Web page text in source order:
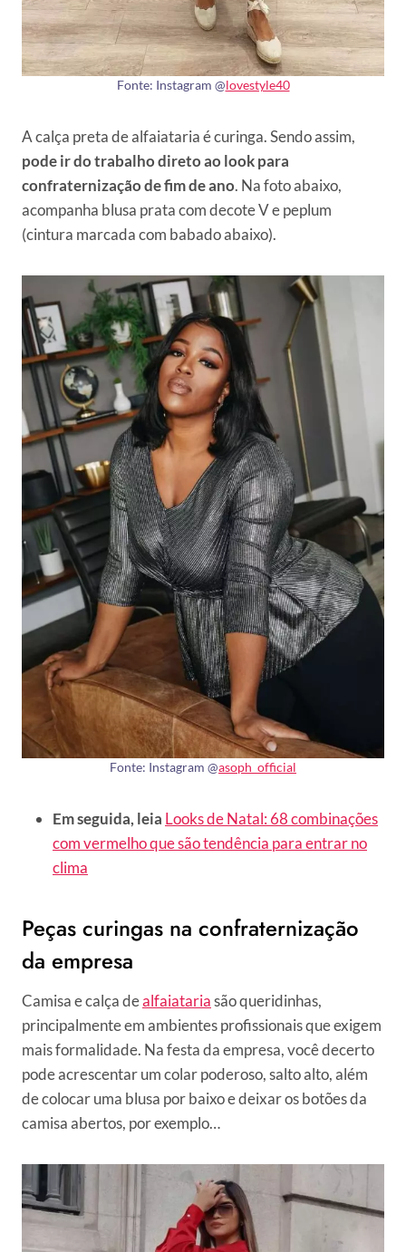
Fonte: Instagram @lovestyle40
A calça preta de alfaiataria é curinga. Sendo assim,
pode ir do trabalho direto ao look para
confraternização de fim de ano. Na foto abaixo,
acompanha blusa prata com decote V e peplum
(cintura marcada com babado abaixo).
Fonte: Instagram @asoph_official
Em seguida, leia Looks de Natal: 68 combinações
com vermelho que são tendência para entrar no
clima
Peças curingas na confraternização
da empresa
Camisa e calça dealfaiatariasão queridinhas,
principalmente em ambientes profissionais que exigem
mais formalidade. Na festa da empresa, você decerto
pode acrescentar um colar poderoso, salto alto, além
de colocar uma blusa por baixo e deixar os botões da
camisa abertos, por exemplo…